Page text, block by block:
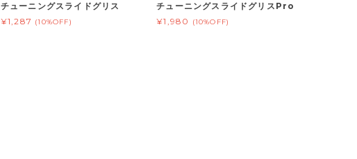
チューニングスライドグリス
¥1,287 (10%OFF)
チューニングスライドグリスPro
¥1,980
(10%OFF)